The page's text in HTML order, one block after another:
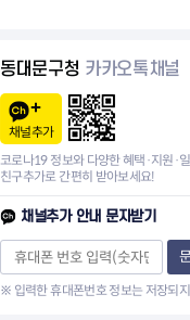
동대문구청 카카오톡채널
채널추가
코로나19 정보와 다양한 혜택·지원·
친구추가로 간편히 받아보세요!
채널추가 안내 문자받기
※ 입력한 휴대폰번호 정보는 저장되